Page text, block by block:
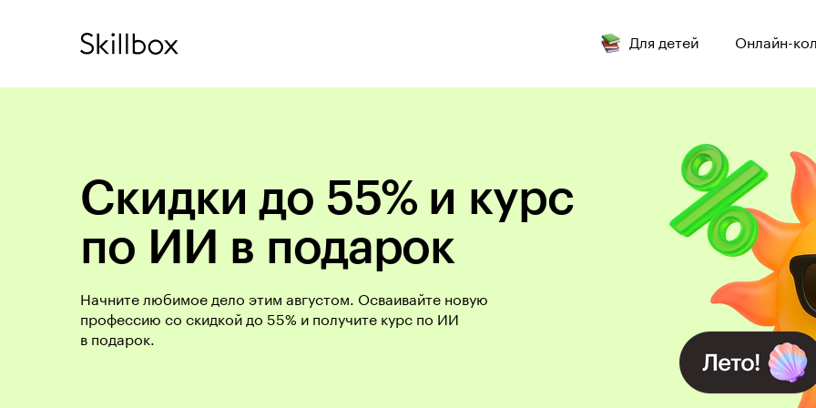
Для детей Онлайн-
Скидки до 55% и курс
по ИИ в подарок
Начните любимое дело этим августом. Осваивайте новую
профессию со скидкой до 55% и получите курс по ИИ
в подарок.